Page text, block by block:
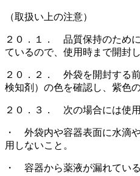
（取扱い上の注意）
２０．１． 品質保持のため
ているので、使用時まで開封
２０．２． 外袋を開封する
検知剤）の色を確認し、紫色
２０．３． 次の場合には使用
・ 外袋内や容器表面に水滴
用しないこと。
・ 容器から薬液が漏れてい